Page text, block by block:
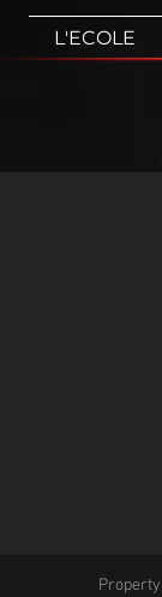
L'ECOLE
Property